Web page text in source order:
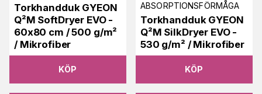
Torkhandduk GYEON
Q²M SoftDryer EVO -
60x80 cm / 500 g/m²
/ Mikrofiber
KÖP
ABSORPTIONSFÖRMÅGA
Torkhandduk GYEON
Q²M SilkDryer EVO -
530 g/m² / Mikrofiber
KÖP